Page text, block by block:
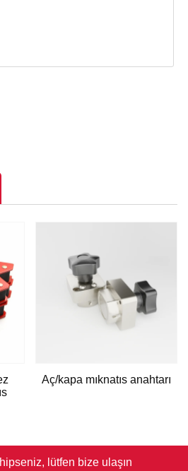
Aç/kapa mıknatıs anahtarı
lütfen bize ulaşın